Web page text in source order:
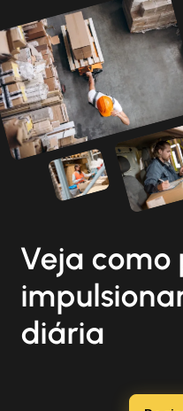
Veja como
diária